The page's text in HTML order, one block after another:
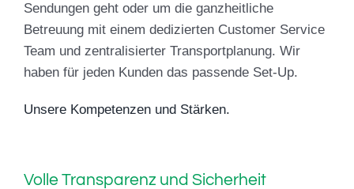
Sendungen geht oder um die ganzheitliche
Betreuung mit einem dedizierten Customer Service
Team und zentralisierter Transportplanung. Wir
haben für jeden Kunden das passende Set-Up.
Unsere Kompetenzen und Stärken.
Volle Transparenz und Sicherheit